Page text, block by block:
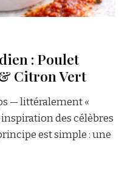
: Poulet
Citron Vert
— littéralement «
des célèbres
est simple : une